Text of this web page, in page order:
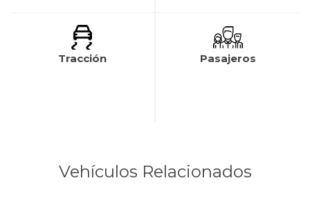
Tracción Pasajeros
Vehículos Relacionados